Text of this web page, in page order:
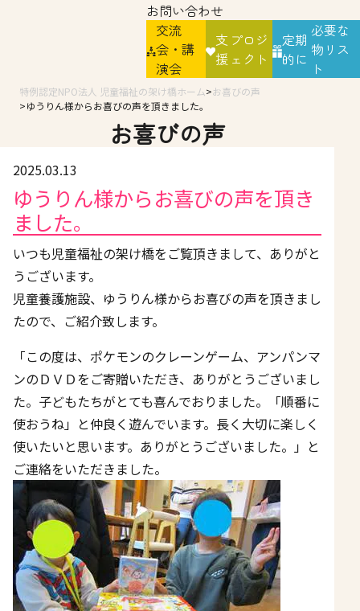
お問い合わせ
交流
会・講
演会
支
援
プロジ
ェクト
定期
的に
必要な
物リス
ト
特例認定NPO法人 児童福祉の架け橋ホーム
お喜びの声
ゆうりん様からお喜びの声を頂きました。
お喜びの声
2025.03.13
ゆうりん様からお喜びの声を頂き
ました。
いつも児童福祉の架け橋をご覧頂きまして、ありがと
うございます。
児童養護施設、ゆうりん様からお喜びの声を頂きまし
たので、ご紹介致します。
「この度は、ポケモンのクレーンゲーム、アンパンマ
ンのＤＶＤをご寄贈いただき、ありがとうございまし
た。子どもたちがとても喜んでおりました。「順番に
使おうね」と仲良く遊んでいます。長く大切に楽しく
使いたいと思います。ありがとうございました。」と
ご連絡をいただきました。